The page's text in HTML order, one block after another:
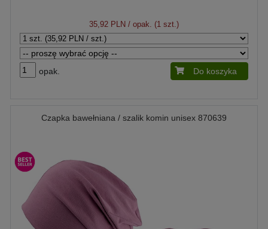
35,92 PLN / opak. (1 szt.)
opak. Do koszyka
Czapka bawełniana / szalik komin unisex 870639